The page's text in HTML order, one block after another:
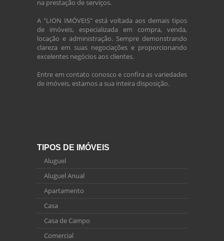
na prestação de serviços.
A "LION IMÓVEIS" está voltada aos demais tipos
de imóveis, especializada em compra, venda,
locação e administração. Sempre demonstrando
clareza em suas negociações e proporcionando
excelentes negócios aos clientes.
Entre em contato conosco e confira as variedades
de imóveis, estamos a sua inteira disposição.
TIPOS DE IMÓVEIS
Aluguel
Aluguel Anual
Apartamento
Casa
Casa de Campo
Comercial